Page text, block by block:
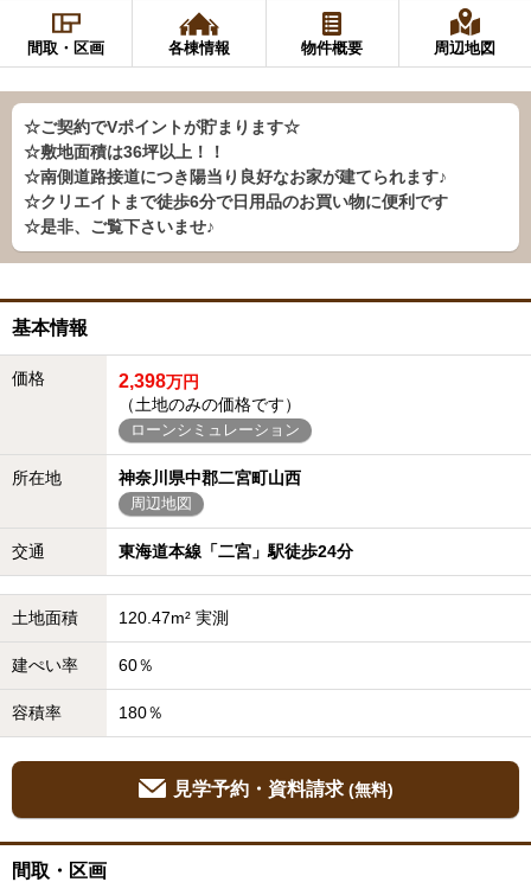
間取・区画 各棟情報 物件概要 周辺地図
☆ご契約でVポイントが貯まります☆
☆敷地面積は36坪以上！！
☆南側道路接道につき陽当り良好なお家が建てられます♪
☆クリエイトまで徒歩6分で日用品のお買い物に便利です
☆是非、ご覧下さいませ♪
基本情報
価格 2,398万円
（土地のみの価格です）
ローンシミュレーション
所在地 神奈川県中郡二宮町山西
周辺地図
交通 東海道本線「二宮」駅徒歩24分
土地面積 120.47m² 実測
建ぺい率 60％
容積率 180％
見学予約・資料請求 (無料)
間取・区画